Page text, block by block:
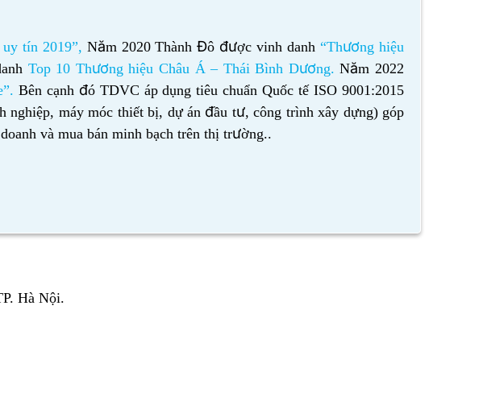
tín 2019”, Năm 2020 Thành Đô được vinh danh “Thương hiệu
Top 10 Thương hiệu Châu Á – Thái Bình Dương. Năm 2022
. Bên cạnh đó TDVC áp dụng tiêu chuẩn Quốc tếISO 9001:2015
máy móc thiết bị, dự án đầu tư, công trình xây dựng) góp
và mua bán minh bạch trên thị trường..
Hà Nội.